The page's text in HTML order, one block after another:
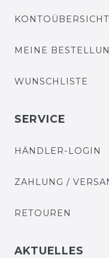
KONTOÜBERSICHT
MEINE
WUNSCHLISTE
SERVICE
HÄNDLER-LOGIN
ZAHLUNG /
RETOUREN
AKTUELLES